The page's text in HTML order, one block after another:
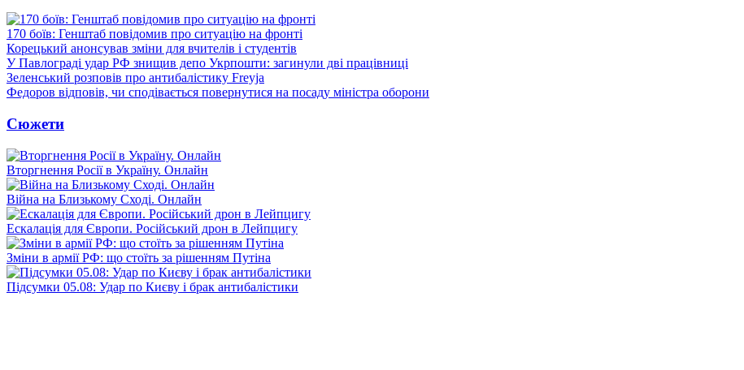
170 боїв: Генштаб повідомив про ситуацію на фронті
Корецький анонсував зміни для вчителів і студентів
У Павлограді удар РФ знищив депо Укрпошти: загинули дві працівниці
Зеленський розповів про антибалістику Freyja
Федоров відповів, чи сподівається повернутися на посаду міністра оборони
Сюжети
Вторгнення Росії в Україну. Онлайн
Війна на Близькому Сході. Онлайн
Ескалація для Європи. Російський дрон в Лейпцигу
Зміни в армії РФ: що стоїть за рішенням Путіна
Підсумки 05.08: Удар по Києву і брак антибалістики